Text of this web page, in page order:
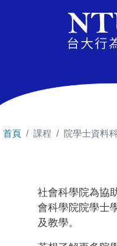
首頁 課程 院學士資料
社會科學院為協
會科學院院學士
及教學。